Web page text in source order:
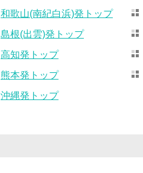
和歌山(南紀白浜)発トップ
島根(出雲)発トップ
高知発トップ
熊本発トップ
沖縄発トップ